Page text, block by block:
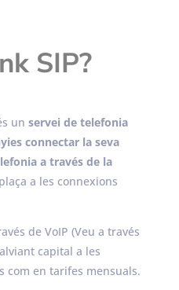
SIP?
un servei de telefonia
connectar la seva
a través de la
a les connexions
de VoIP (Veu a través
capital a les
com en tarifes mensuals.